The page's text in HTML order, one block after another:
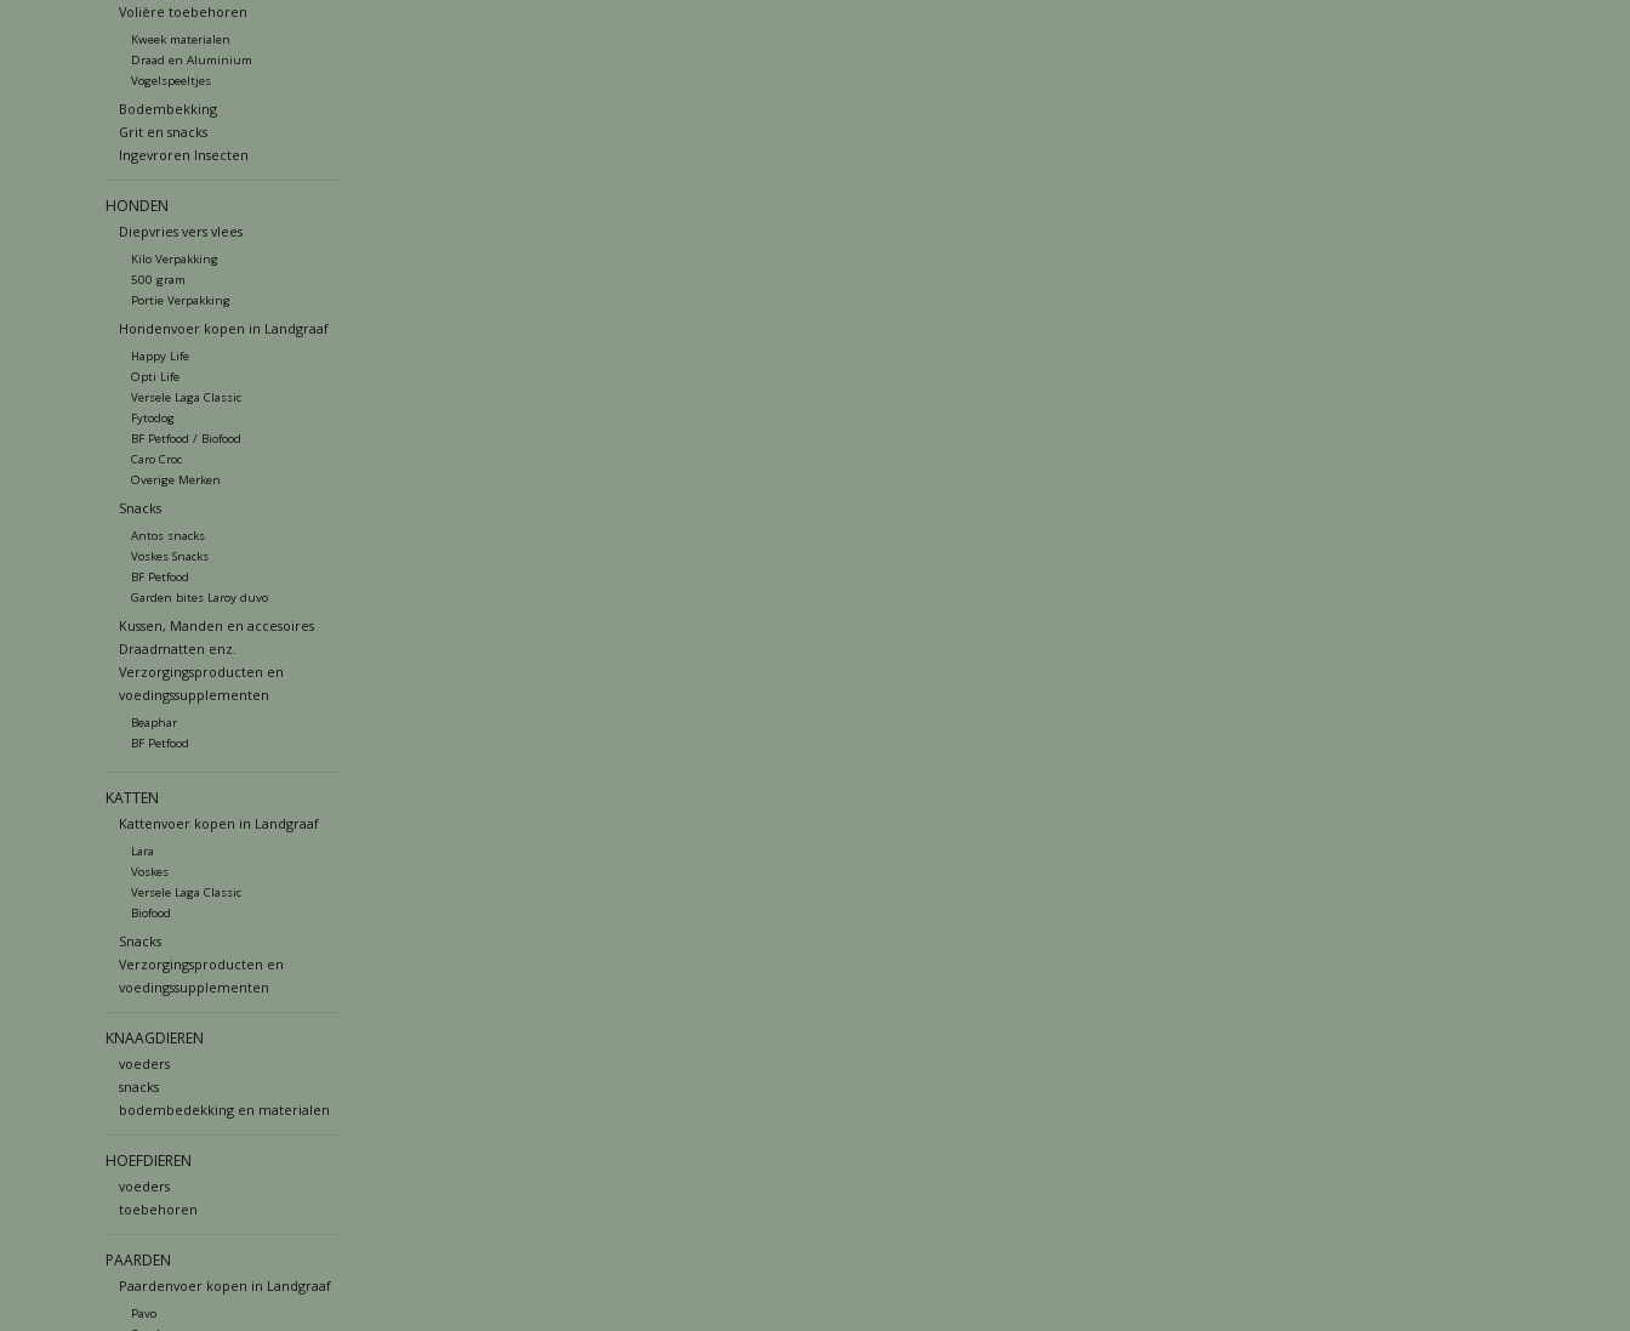
Volière toebehoren
Kweek materialen
Draad en Aluminium
Vogelspeeltjes
Bodembekking
Grit en snacks
Ingevroren Insecten
HONDEN
Diepvries vers vlees
Kilo Verpakking
500 gram
Portie Verpakking
Hondenvoer kopen in Landgraaf
Happy Life
Opti Life
Versele Laga Classic
Fytodog
BF Petfood / Biofood
Caro Croc
Overige Merken
Snacks
Antos snacks
Voskes Snacks
BF Petfood
Garden bites Laroy duvo
Kussen, Manden en accesoires
Draadmatten enz.
Verzorgingsproducten en
voedingssupplementen
Beaphar
BF Petfood
KATTEN
Kattenvoer kopen in Landgraaf
Lara
Voskes
Versele Laga Classic
Biofood
Snacks
Verzorgingsproducten en
voedingssupplementen
KNAAGDIEREN
voeders
snacks
bodembedekking en materialen
HOEFDIEREN
voeders
toebehoren
PAARDEN
Paardenvoer kopen in Landgraaf
Pavo